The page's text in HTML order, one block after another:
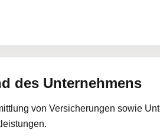
des Unternehmens
von Versicherungen sowie